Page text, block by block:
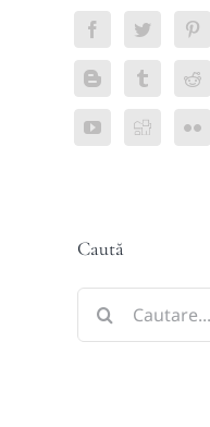
Caută
Cautare...